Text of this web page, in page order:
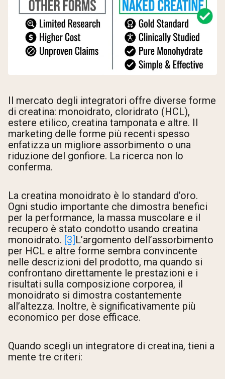
Il mercato degli integratori offre diverse forme
di creatina: monoidrato, cloridrato (HCL),
estere etilico, creatina tamponata e altre. Il
marketing delle forme più recenti spesso
enfatizza un migliore assorbimento o una
riduzione del gonfiore. La ricerca non lo
conferma.
La creatina monoidrato è lo standard d’oro.
Ogni studio importante che dimostra benefici
per la performance, la massa muscolare e il
recupero è stato condotto usando creatina
monoidrato. [3] L’argomento dell’assorbimento
per HCL e altre forme sembra convincente
nelle descrizioni del prodotto, ma quando si
confrontano direttamente le prestazioni e i
risultati sulla composizione corporea, il
monoidrato si dimostra costantemente
all’altezza. Inoltre, è significativamente più
economico per dose efficace.
Quando scegli un integratore di creatina, tieni a
mente tre criteri: